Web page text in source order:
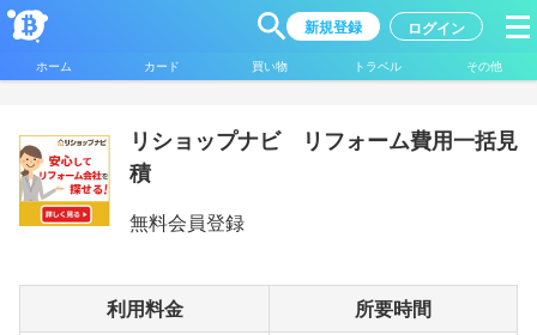
新規登録 ログイン
ホーム カード 買い物 トラベル その他
リショップナビ リフォーム費用一括見
積
無料会員登録
利用料金
所要時間